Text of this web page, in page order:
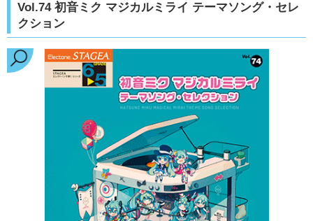
Vol.74 初音ミク マジカルミライ テーマソング・セレ
クション